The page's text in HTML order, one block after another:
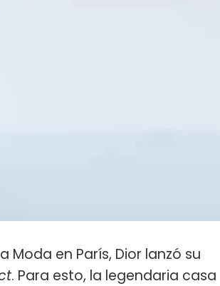
en París, Dior lanzó su
. Para esto, la legendaria casa